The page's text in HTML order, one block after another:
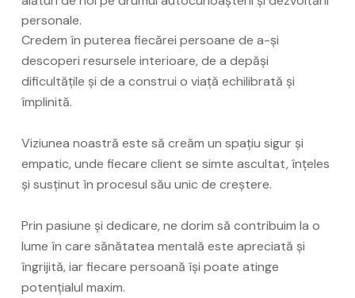
personale.
Credem în puterea fiecărei persoane de a-și
descoperi resursele interioare, de a depăși
dificultățile și de a construi o viață echilibrată și
împlinită.
Viziunea noastră este să creăm un spațiu sigur și
empatic, unde fiecare client se simte ascultat, înțeles
și susținut în procesul său unic de creștere.
Prin pasiune și dedicare, ne dorim să contribuim la o
lume în care sănătatea mentală este apreciată și
îngrijită, iar fiecare persoană își poate atinge
potențialul maxim.